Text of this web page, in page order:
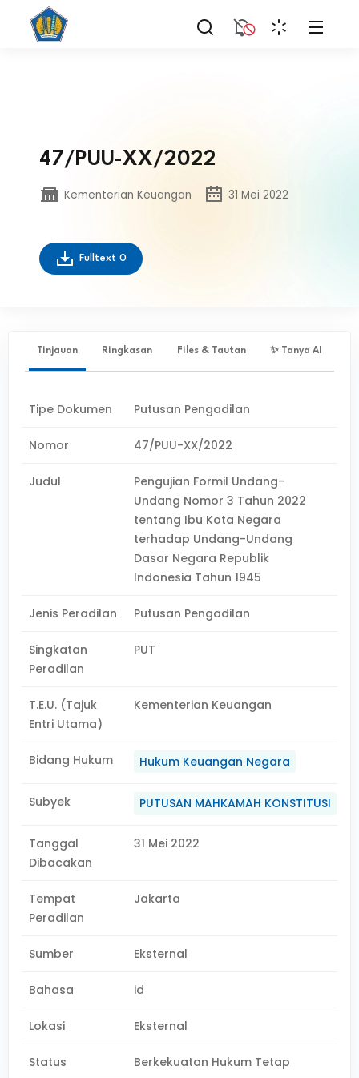
47/PUU-XX/2022
Kementerian Keuangan 31 Mei 2022
Fulltext 0
Tinjauan Ringkasan Files & Tautan ✨ Tanya AI
Tipe Dokumen Putusan Pengadilan
Nomor 47/PUU-XX/2022
Judul
Pengujian Formil Undang-
Undang Nomor 3 Tahun 2022
tentang Ibu Kota Negara
terhadap Undang-Undang
Dasar Negara Republik
Indonesia Tahun 1945
Jenis Peradilan Putusan Pengadilan
Singkatan
Peradilan
PUT
T.E.U. (Tajuk
Entri Utama)
Kementerian Keuangan
Bidang Hukum Hukum Keuangan Negara
Subyek PUTUSAN MAHKAMAH KONSTITUSI
Tanggal
Dibacakan
31 Mei 2022
Tempat
Peradilan
Jakarta
Sumber Eksternal
Bahasa id
Lokasi Eksternal
Status Berkekuatan Hukum Tetap